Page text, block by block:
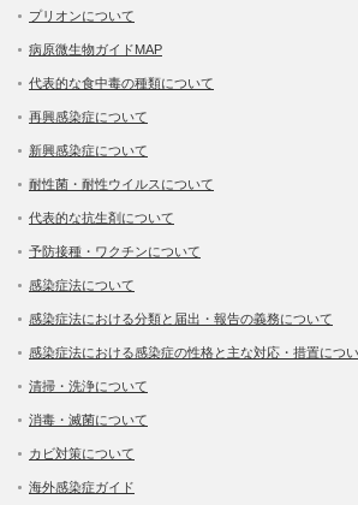
プリオンについて
病原微生物ガイドMAP
代表的な食中毒の種類について
再興感染症について
新興感染症について
耐性菌・耐性ウイルスについて
代表的な抗生剤について
予防接種・ワクチンについて
感染症法について
感染症法における分類と届出・報告の義務について
感染症法における感染症の性格と主な対応・措置につ
清掃・洗浄について
消毒・滅菌について
カビ対策について
海外感染症ガイド